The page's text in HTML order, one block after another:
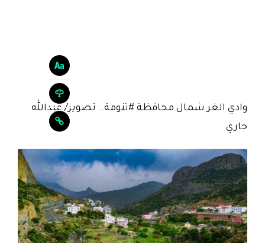
وادي الغر شمال محافظة #تنومة.. تصوير/ عبدالله
جاري